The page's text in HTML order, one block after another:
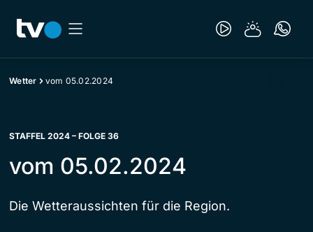
Wetter vom 05.02.2024
STAFFEL 2024 – FOLGE 36
vom 05.02.2024
Die Wetteraussichten für die Region.